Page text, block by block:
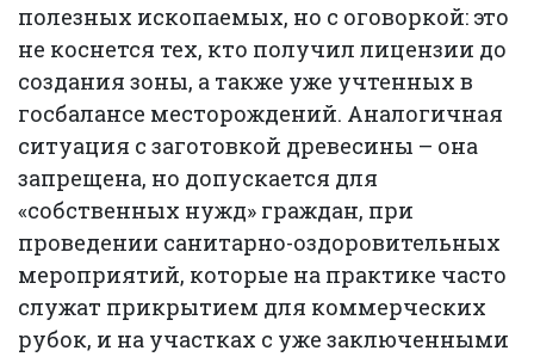
полезных ископаемых, но с оговоркой: это
не коснется тех, кто получил лицензии до
создания зоны, а также уже учтенных в
госбалансе месторождений. Аналогичная
ситуация с заготовкой древесины – она
запрещена, но допускается для
«собственных нужд» граждан, при
проведении санитарно-оздоровительных
мероприятий, которые на практике часто
служат прикрытием для коммерческих
рубок, и на участках с уже заключенными